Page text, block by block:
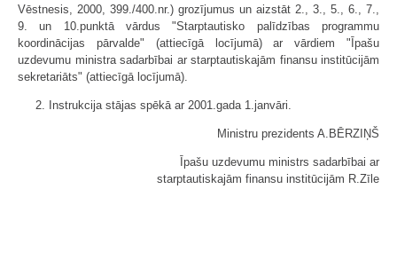
Vēstnesis, 2000, 399./400.nr.) grozījumus un aizstāt 2., 3., 5., 6., 7.,
9. un 10.punktā vārdus "Starptautisko palīdzības programmu
koordinācijas pārvalde" (attiecīgā locījumā) ar vārdiem "Īpašu
uzdevumu ministra sadarbībai ar starptautiskajām finansu institūcijām
sekretariāts" (attiecīgā locījumā).
2. Instrukcija stājas spēkā ar 2001.gada 1.janvāri.
Ministru prezidents A.BĒRZIŅŠ
Īpašu uzdevumu ministrs sadarbībai ar
starptautiskajām finansu institūcijām R.Zīle